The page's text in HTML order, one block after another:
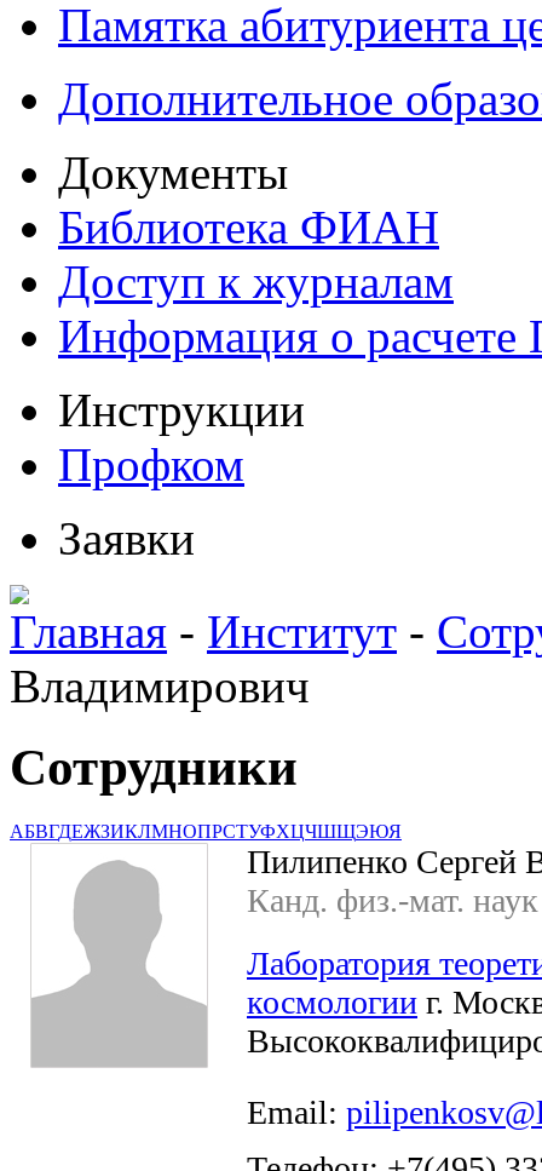
Памятка абитуриента
Дополнительное
Документы
Библиотека ФИАН
Доступ к журналам
Информация о
Инструкции
Профком
Заявки
Главная - Институт -
Владимирович
Сотрудники
АБВГДЕЖЗИКЛМНОПРСТУФХЦЧШЩЭЮЯ
Пилипенко Сергей
Канд. физ.-мат. наук
Лаборатория
космологии г.
Email: